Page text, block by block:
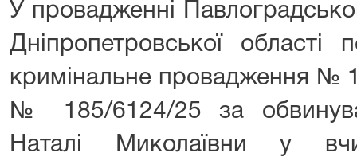
У провадженні
Дніпропетровської області
кримінальне провадження №
№ 185/6124/25 за
Наталі Миколаївни у